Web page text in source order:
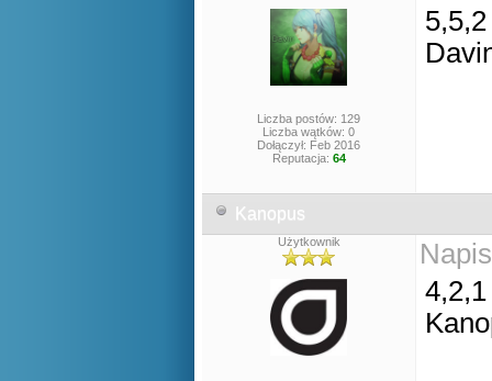
Liczba postów: 129
Liczba wątków: 0
Dołączył: Feb 2016
Reputacja: 64
5,5,2
Kanopus
Użytkownik
4,2,1